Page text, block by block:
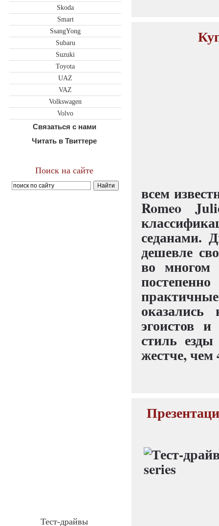
Skoda
Smart
SsangYong
Subaru
Suzuki
Toyota
UAZ
VAZ
Volkswagen
Volvo
Связаться с нами
Читать в Твиттере
Поиск на сайте
Тест-драйвы
всем
Romeo
седанами.
дешевле
во многом
эгоистов
стиль
жестче,